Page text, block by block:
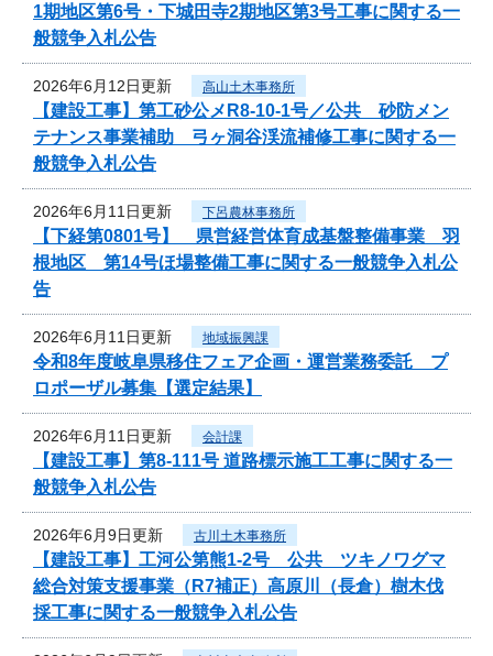
1期地区第6号・下城田寺2期地区第3号工事に関する一
般競争入札公告
2026年6月12日更新 高山土木事務所
【建設工事】第工砂公メR8-10-1号／公共 砂防メン
テナンス事業補助 弓ヶ洞谷渓流補修工事に関する一
般競争入札公告
2026年6月11日更新 下呂農林事務所
【下経第0801号】 県営経営体育成基盤整備事業 羽
根地区 第14号ほ場整備工事に関する一般競争入札公
告
2026年6月11日更新 地域振興課
令和8年度岐阜県移住フェア企画・運営業務委託 プ
ロポーザル募集【選定結果】
2026年6月11日更新 会計課
【建設工事】第8-111号 道路標示施工工事に関する一
般競争入札公告
2026年6月9日更新 古川土木事務所
【建設工事】工河公第熊1-2号 公共 ツキノワグマ
総合対策支援事業（R7補正）高原川（長倉）樹木伐
採工事に関する一般競争入札公告